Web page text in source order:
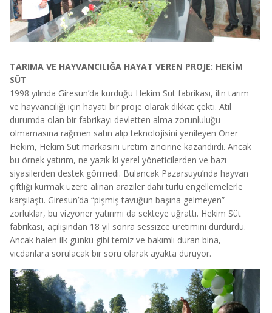
TARIMA VE HAYVANCILIĞA HAYAT VEREN PROJE: HEKİM
SÜT
1998 yılında Giresun’da kurduğu Hekim Süt fabrikası, ilin tarım
ve hayvancılığı için hayati bir proje olarak dikkat çekti. Atıl
durumda olan bir fabrikayı devletten alma zorunluluğu
olmamasına rağmen satın alıp teknolojisini yenileyen Öner
Hekim, Hekim Süt markasını üretim zincirine kazandırdı. Ancak
bu örnek yatırım, ne yazık ki yerel yöneticilerden ve bazı
siyasilerden destek görmedi. Bulancak Pazarsuyu’nda hayvan
çiftliği kurmak üzere alınan araziler dahi türlü engellemelerle
karşılaştı. Giresun’da “pişmiş tavuğun başına gelmeyen”
zorluklar, bu vizyoner yatırımı da sekteye uğrattı. Hekim Süt
fabrikası, açılışından 18 yıl sonra sessizce üretimini durdurdu.
Ancak halen ilk günkü gibi temiz ve bakımlı duran bina,
vicdanlara sorulacak bir soru olarak ayakta duruyor.